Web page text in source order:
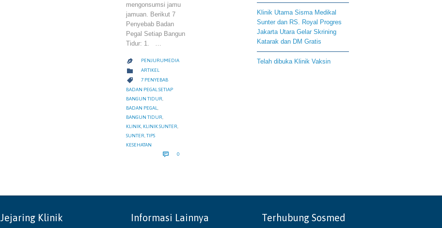
mengonsumsi jamu
jamuan. Berikut 7
Penyebab Badan
Pegal Setiap Bangun
Tidur: 1. …
 PENJURUMEDIA
 CATEGORY
ARTIKEL
 CATEGORY
7 PENYEBAB
BADAN PEGAL SETIAP
BANGUN TIDUR
BADAN PEGAL
BANGUN TIDUR
KLINIK KLINIK SUNTER
SUNTER TIPS
KESEHATAN
 0
Klinik Utama Sisma Medikal
Sunter dan RS. Royal Progres
Jakarta Utara Gelar Skrining
Katarak dan DM Gratis
Telah dibuka Klinik Vaksin
Jejaring Klinik Informasi Lainnya Terhubung Sosmed